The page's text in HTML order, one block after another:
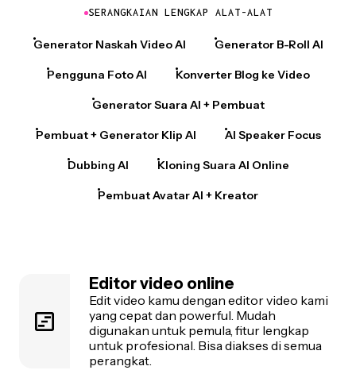
SERANGKAIAN LENGKAP ALAT-ALAT
Generator Naskah Video AI Generator B-Roll AI
Pengguna Foto AI Konverter Blog ke Video
Generator Suara AI + Pembuat
Pembuat + Generator Klip AI AI Speaker Focus
Dubbing AI Kloning Suara AI Online
Pembuat Avatar AI + Kreator
Editor video online
Edit video kamu dengan editor video kami
yang cepat dan powerful. Mudah
digunakan untuk pemula, fitur lengkap
untuk profesional. Bisa diakses di semua
perangkat.